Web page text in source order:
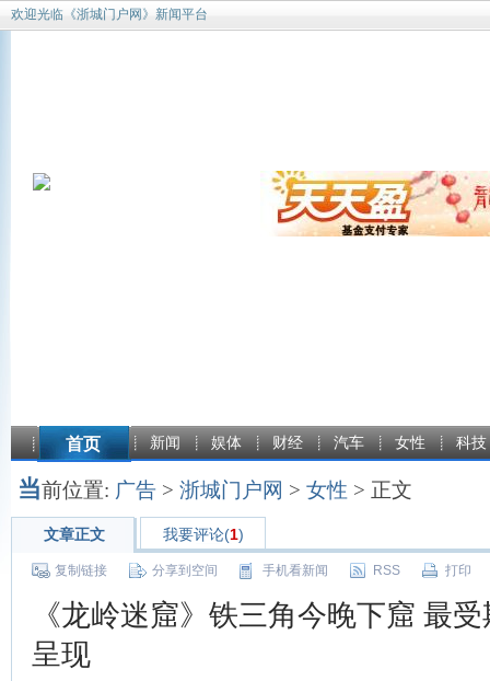
欢迎光临《浙城门户网》新闻平台
首页 新闻 娱体 财经 汽车 女性 科技
当前位置: 广告 > 浙城门户网 > 女性 > 正文
文章正文 我要评论(1)
复制链接 分享到空间 手机看新闻 RSS 打印
《龙岭迷窟》铁三角今晚下窟 最
呈现